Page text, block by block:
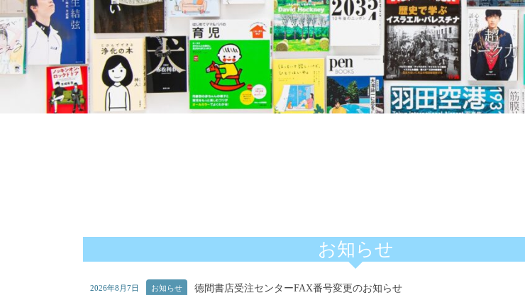
お知らせ
2026年8月7日 お知らせ 徳間書店受注センターFAX番号変更のお知らせ